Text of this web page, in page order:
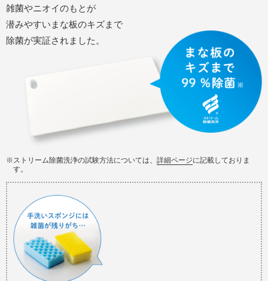
雑菌やニオイのもとが
潜みやすいまな板のキズまで
除菌が実証されました。
※ストリーム除菌洗浄の試験方法については、 詳細ページに記載しておりま
す。